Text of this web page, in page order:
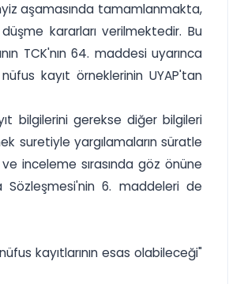
aşamasında tamamlanmakta,
kararları verilmektedir. Bu
TCK'nın 64. maddesi uyarınca
kayıt örneklerinin UYAP'tan
bilgilerini gerekse diğer bilgileri
suretiyle yargılamaların süratle
inceleme sırasında göz önüne
Sözleşmesi'nin 6. maddeleri de
kayıtlarının esas olabileceği"